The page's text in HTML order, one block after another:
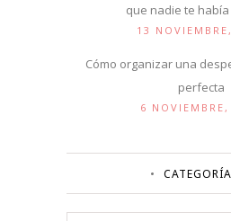
que nadie te
13
Cómo organizar una
perfecta
6